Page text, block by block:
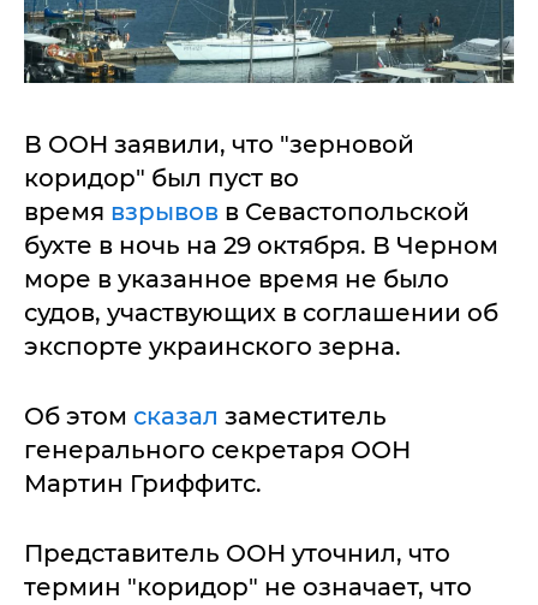
В ООН заявили, что "зерновой
коридор" был пуст во
время взрывов в Севастопольской
бухте в ночь на 29 октября. В Черном
море в указанное время не было
судов, участвующих в соглашении об
экспорте украинского зерна.
Об этом сказал заместитель
генерального секретаря ООН
Мартин Гриффитс.
Представитель ООН уточнил, что
термин "коридор" не означает, что